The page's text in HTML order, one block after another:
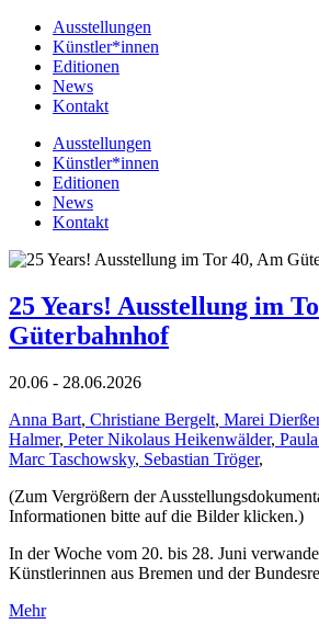
Ausstellungen
Künstler*innen
Editionen
News
Kontakt
Ausstellungen
Künstler*innen
Editionen
News
Kontakt
25 Years! Ausstellung im
Güterbahnhof
20.06 - 28.06.2026
Anna Bart, Christiane Bergelt, Marei
Halmer, Peter Nikolaus Heikenwälder,
Marc Taschowsky, Sebastian Tröger,
(Zum Vergrößern der
Informationen bitte auf die Bilder klicken.)
In der Woche vom 20. bis 28. Juni
Künstlerinnen aus Bremen und der
Mehr